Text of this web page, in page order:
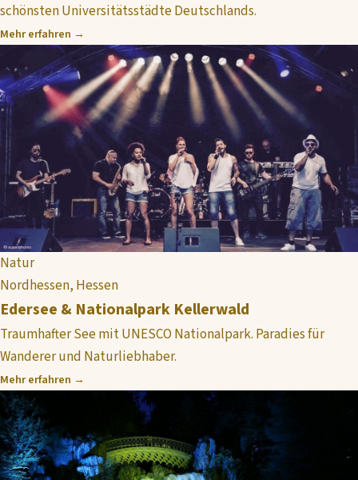
schönsten Universitätsstädte Deutschlands.
Mehr erfahren →
Natur
Nordhessen, Hessen
Edersee & Nationalpark Kellerwald
Traumhafter See mit UNESCO Nationalpark. Paradies für
Wanderer und Naturliebhaber.
Mehr erfahren →